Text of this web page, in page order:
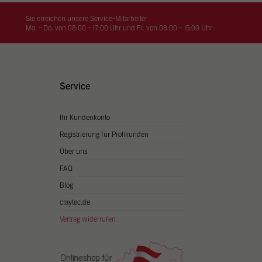
Sie erreichen unsere Service-Mitarbeiter
Mo. - Do. von 08:00 - 17:00 Uhr und Fr. von 08:00 - 15:00 Uhr
Service
Ihr Kundenkonto
Registrierung für Profikunden
Über uns
FAQ
Blog
claytec.de
Vertrag widerrufen
Sie